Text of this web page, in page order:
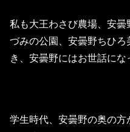
私も大王わさび農場、安
づみの公園、安曇野ちひ
き、安曇野にはお世話にな
学生時代、安曇野の奥の